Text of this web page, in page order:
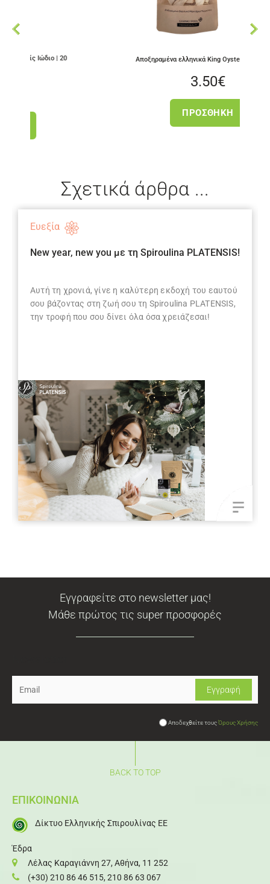
Αποξηραμένα ελληνικά King Oyster Mushrooms
ΠΡΟΣΘΉΚΗ
Σχετικά άρθρα ...
Ευεξία
New year, new you με τη Spiroulina PLATENSIS!
Αυτή τη χρονιά, γίνε η καλύτερη εκδοχή του εαυτού
σου βάζοντας στη ζωή σου τη Spiroulina PLATENSIS,
την τροφή που σου δίνει όλα όσα χρειάζεσαι!
Εγγραφείτε στο newsletter μας!
Μάθε πρώτος τις super προσφορές
Αποδεχθείτε τουςΌρους Χρήσης
BACK TO TOP
ΕΠΙΚΟΙΝΩΝΙΑ
Δίκτυο Ελληνικής Σπιρουλίνας ΕΕ
Έδρα
Λέλας Καραγιάννη 27, Αθήνα, 11 252
(+30) 210 86 46 515, 210 86 63 067